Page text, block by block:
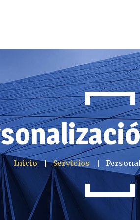
Inicio Servicios